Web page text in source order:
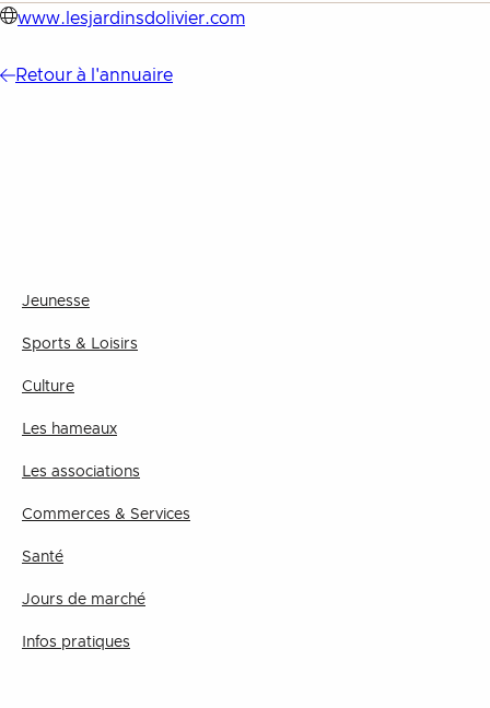
www.lesjardinsdolivier.com
Retour à l'annuaire
Jeunesse
Sports & Loisirs
Culture
Les hameaux
Les associations
Commerces & Services
Santé
Jours de marché
Infos pratiques